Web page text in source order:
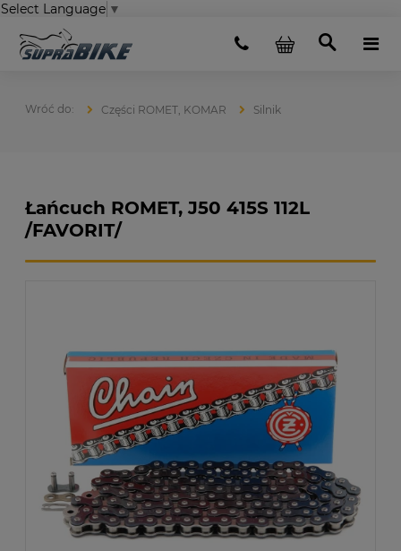
Select Language ▼
Części ROMET, KOMAR Silnik
Łańcuch ROMET, J50 415S 112L
/FAVORIT/